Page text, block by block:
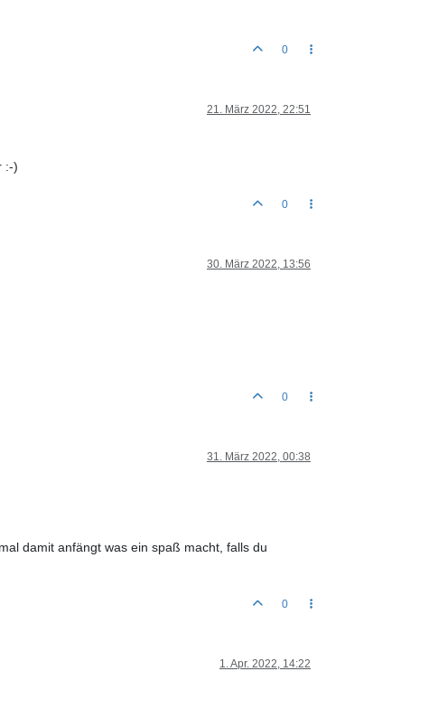
0
21. März 2022, 22:51
:-)
0
30. März 2022, 13:56
0
31. März 2022, 00:38
damit anfängt was ein spaß macht, falls du
0
1. Apr. 2022, 14:22